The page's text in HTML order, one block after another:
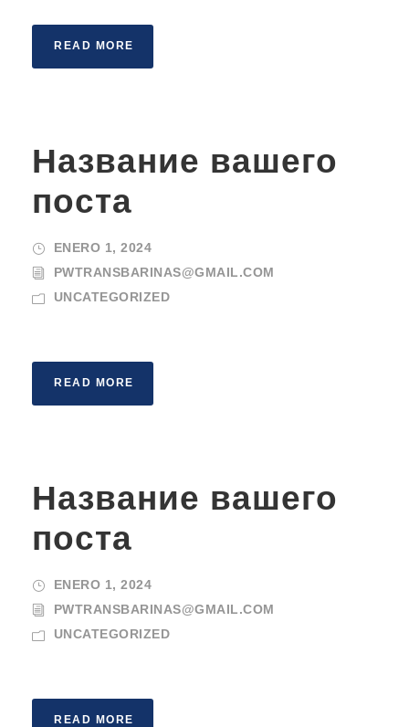
READ MORE
Название вашего
поста
ENERO 1, 2024
PWTRANSBARINAS@GMAIL.COM
UNCATEGORIZED
READ MORE
Название вашего
поста
ENERO 1, 2024
PWTRANSBARINAS@GMAIL.COM
UNCATEGORIZED
READ MORE